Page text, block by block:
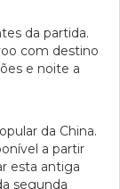
da partida.
com destino
e noite a
da China.
a partir
esta antiga
segunda